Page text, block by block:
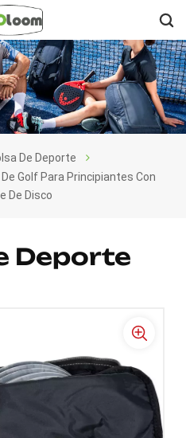
De Deporte
Golf Para Principiantes Con
De Disco
Deporte